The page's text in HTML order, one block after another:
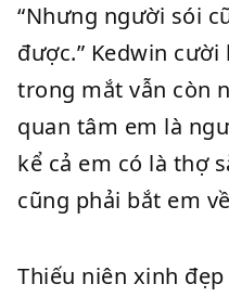
“Nhưng người sói
được.” Kedwin
trong mắt vẫn còn
quan tâm em là
kể cả em có là thợ
cũng phải bắt em
Thiếu niên xinh